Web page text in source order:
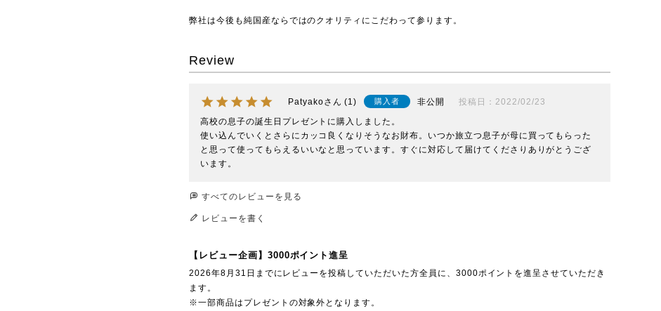
弊社は今後も純国産ならではのクオリティにこだわって参ります。
Review
Patyako 1 購入者 非公開 投稿日
2022/02/23
高校の息子の誕生日プレゼントに購入しました。
使い込んでいくとさらにカッコ良くなりそうなお財布。いつか旅立つ息子が母に買ってもらった
と思って使ってもらえるいいなと思っています。すぐに対応して届けてくださりありがとうござ
すべてのレビューを見る
レビューを書く
【レビュー企画】3000ポイント進呈
2026年8月31日までにレビューを投稿していただいた方全員に、3000ポイントを進呈させていただき
ます。
※一部商品はプレゼントの対象外となります。